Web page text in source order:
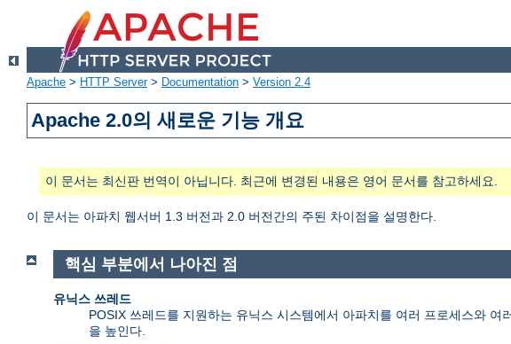
Apache > HTTP Server> Documentation > Version 2.4
Apache 2.0의 새로운 기능 개요
이 문서는 최신판 번역이 아닙니다. 최근에 변경된 내용은 영어 문서를 참고하세요.
이 문서는 아파치 웹서버 1.3 버전과 2.0 버전간의 주된 차이점을 설명한다.
핵심 부분에서 나아진 점
유닉스 쓰레드
POSIX 쓰레드를 지원하는 유닉스 시스템에서 아파치를 여러 프로세스와
을 높인다.